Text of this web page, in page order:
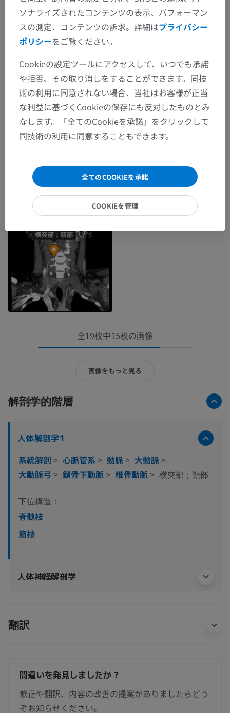
全19枚中15枚の画像
画像をもっと見る
解剖学的階層
人体解剖学1
系統解剖 > 心脈管系> 動脈> 大動脈>
大動脈弓 > 鎖骨下動脈> 椎骨動脈> 横突部；頸部
下位構造：
脊髄枝
筋枝
人体神経解剖学
翻訳
間違いを発見しましたか？
修正や翻訳、内容の改善の提案がありましたらどう
ぞお知らせください。
ソナライズされたコンテンツの表示、パフォーマン
スの測定、コンテンツの訴求。詳細はプライバシー
ポリシーをご覧ください。
Cookieの設定ツールにアクセスして、いつでも承諾
や拒否、その取り消しをすることができます。同技
術の利用に同意されない場合、当社はお客様が正当
な利益に基づくCookieの保存にも反対したものとみ
なします。「全てのCookieを承諾」をクリックして
同技術の利用に同意することもできます。
全てのCOOKIEを承諾
COOKIEを管理